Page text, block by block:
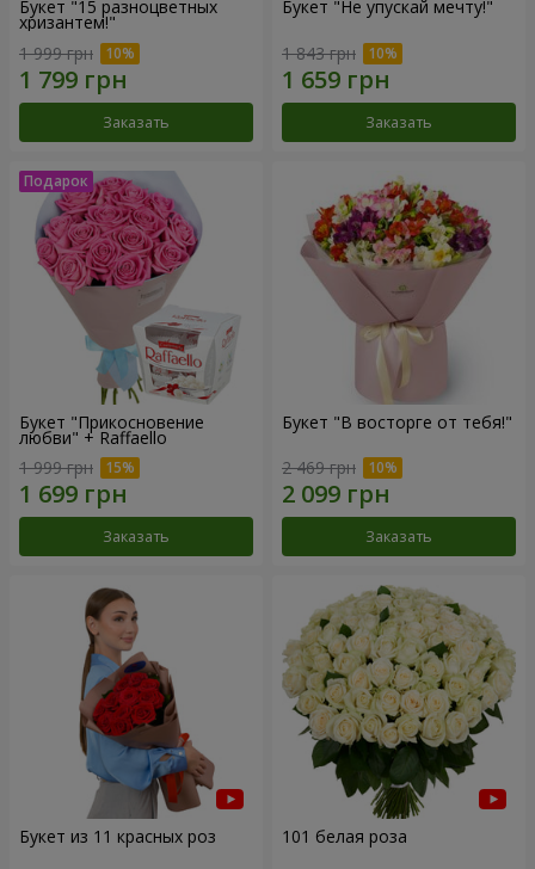
Букет "15 разноцветных
хризантем!"
1 999 грн
Заказать
Букет "Не упускай мечту!"
1 843 грн
Заказать
Букет "Прикосновение
любви" + Raffaello
1 999 грн
Заказать
Букет "В восторге от тебя!"
2 469 грн
Заказать
Букет из 11 красных роз 101 белая роза